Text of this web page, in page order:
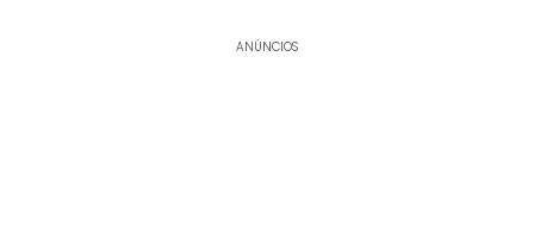
ANÚNCIOS